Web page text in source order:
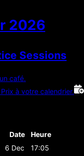
2026
Sessions
café.
à votre calendrier.
Date
Heure
6 Dec
17:05